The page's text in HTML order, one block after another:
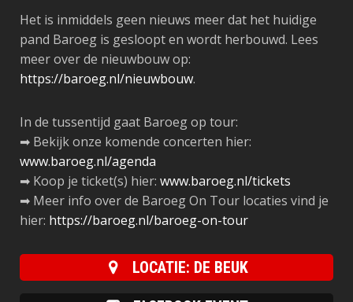
️Het is inmiddels geen nieuws meer dat het huidige
pand Baroeg is gesloopt en wordt herbouwd. Lees
meer over de nieuwbouw op:
https://baroeg.nl/nieuwbouw.
In de tussentijd gaat Baroeg op tour:
➡ Bekijk onze komende concerten hier:
www.baroeg.nl/agenda
➡ Koop je ticket(s) hier: www.baroeg.nl/tickets
➡ Meer info over de Baroeg On Tour locaties vind je
hier: https://baroeg.nl/baroeg-on-tour
LOCATIE: DE BEUK